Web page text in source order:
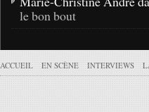
le bon bout
ACCUEIL EN SCÈNE INTERVIEWS